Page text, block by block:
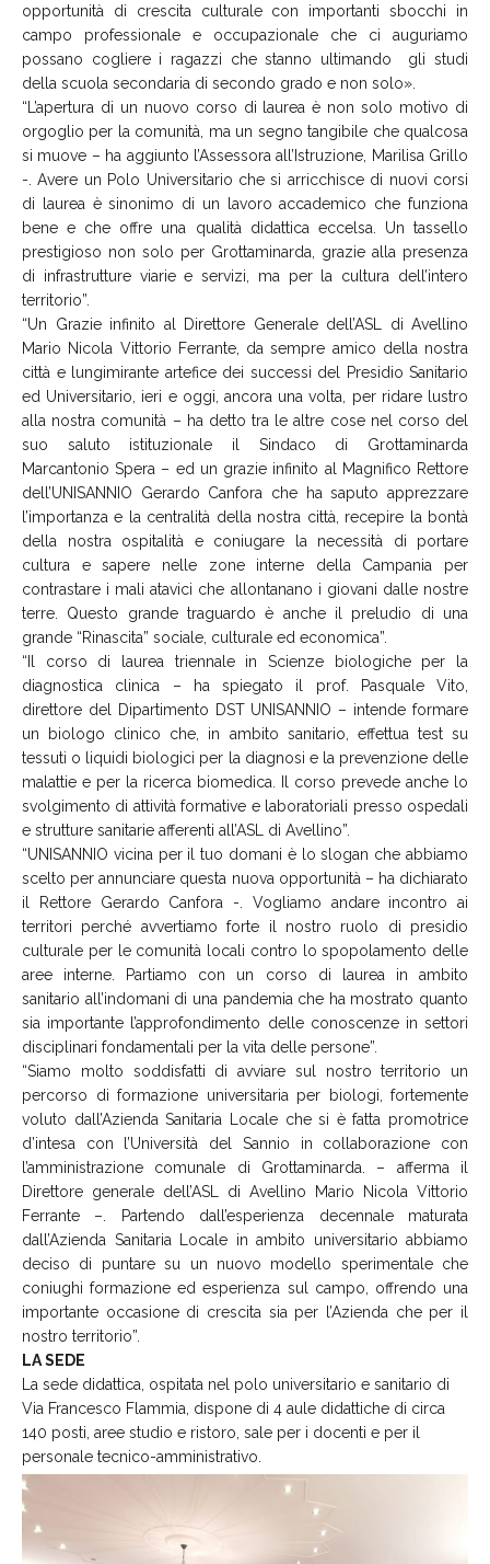
opportunità di crescita culturale con importanti sbocchi in
campo professionale e occupazionale che ci auguriamo
possano cogliere i ragazzi che stanno ultimando gli studi
della scuola secondaria di secondo grado e non solo».
“L’apertura di un nuovo corso di laurea è non solo motivo di
orgoglio per la comunità, ma un segno tangibile che qualcosa
si muove – ha aggiunto l’Assessora all’Istruzione, Marilisa Grillo
-. Avere un Polo Universitario che si arricchisce di nuovi corsi
di laurea è sinonimo di un lavoro accademico che funziona
bene e che offre una qualità didattica eccelsa. Un tassello
prestigioso non solo per Grottaminarda, grazie alla presenza
di infrastrutture viarie e servizi, ma per la cultura dell’intero
territorio”.
“Un Grazie infinito al Direttore Generale dell’ASL di Avellino
Mario Nicola Vittorio Ferrante, da sempre amico della nostra
città e lungimirante artefice dei successi del Presidio Sanitario
ed Universitario, ieri e oggi, ancora una volta, per ridare lustro
alla nostra comunità – ha detto tra le altre cose nel corso del
suo saluto istituzionale il Sindaco di Grottaminarda
Marcantonio Spera – ed un grazie infinito al Magnifico Rettore
dell’UNISANNIO Gerardo Canfora che ha saputo apprezzare
l’importanza e la centralità della nostra città, recepire la bontà
della nostra ospitalità e coniugare la necessità di portare
cultura e sapere nelle zone interne della Campania per
contrastare i mali atavici che allontanano i giovani dalle nostre
terre. Questo grande traguardo è anche il preludio di una
grande “Rinascita” sociale, culturale ed economica”.
“Il corso di laurea triennale in Scienze biologiche per la
diagnostica clinica – ha spiegato il prof. Pasquale Vito,
direttore del Dipartimento DST UNISANNIO – intende formare
un biologo clinico che, in ambito sanitario, effettua test su
tessuti o liquidi biologici per la diagnosi e la prevenzione delle
malattie e per la ricerca biomedica. Il corso prevede anche lo
svolgimento di attività formative e laboratoriali presso ospedali
e strutture sanitarie afferenti all’ASL di Avellino”.
“UNISANNIO vicina per il tuo domani è lo slogan che abbiamo
scelto per annunciare questa nuova opportunità – ha dichiarato
il Rettore Gerardo Canfora -. Vogliamo andare incontro ai
territori perché avvertiamo forte il nostro ruolo di presidio
culturale per le comunità locali contro lo spopolamento delle
aree interne. Partiamo con un corso di laurea in ambito
sanitario all’indomani di una pandemia che ha mostrato quanto
sia importante l’approfondimento delle conoscenze in settori
disciplinari fondamentali per la vita delle persone”.
“Siamo molto soddisfatti di avviare sul nostro territorio un
percorso di formazione universitaria per biologi, fortemente
voluto dall’Azienda Sanitaria Locale che si è fatta promotrice
d’intesa con l’Università del Sannio in collaborazione con
l’amministrazione comunale di Grottaminarda. – afferma il
Direttore generale dell’ASL di Avellino Mario Nicola Vittorio
Ferrante –. Partendo dall’esperienza decennale maturata
dall’Azienda Sanitaria Locale in ambito universitario abbiamo
deciso di puntare su un nuovo modello sperimentale che
coniughi formazione ed esperienza sul campo, offrendo una
importante occasione di crescita sia per l’Azienda che per il
nostro territorio”.
LA SEDE
La sede didattica, ospitata nel polo universitario e sanitario di
Via Francesco Flammia, dispone di 4 aule didattiche di circa
140 posti, aree studio e ristoro, sale per i docenti e per il
personale tecnico-amministrativo.